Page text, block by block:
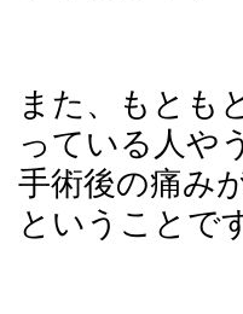
また、もとも
っている人や
手術後の痛み
ということで